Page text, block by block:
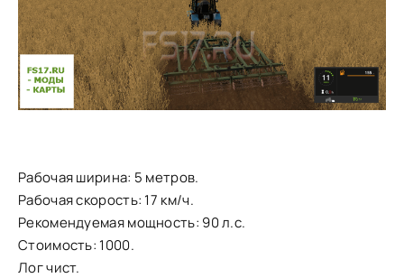
Рабочая ширина: 5 метров.
Рабочая скорость: 17 км/ч.
Рекомендуемая мощность: 90 л.с.
Стоимость: 1000.
Лог чист.